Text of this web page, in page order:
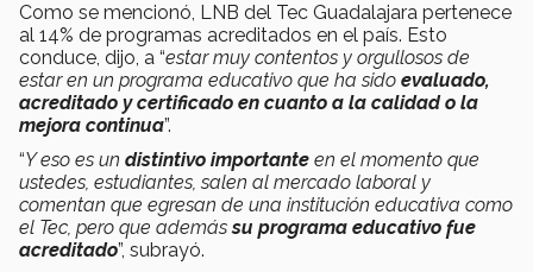
Como se mencionó, LNB del Tec Guadalajara pertenece
al 14% de programas acreditados en el país. Esto
conduce, dijo, a “estar muy contentos y orgullosos de
estar en un programa educativo que ha sido evaluado,
acreditado y certificado en cuanto a la calidad o la
mejora continua”.
“Y eso es un distintivo importante en el momento que
ustedes, estudiantes, salen al mercado laboral y
comentan que egresan de una institución educativa como
el Tec, pero que ademássu programa educativo fue
acreditado”, subrayó.